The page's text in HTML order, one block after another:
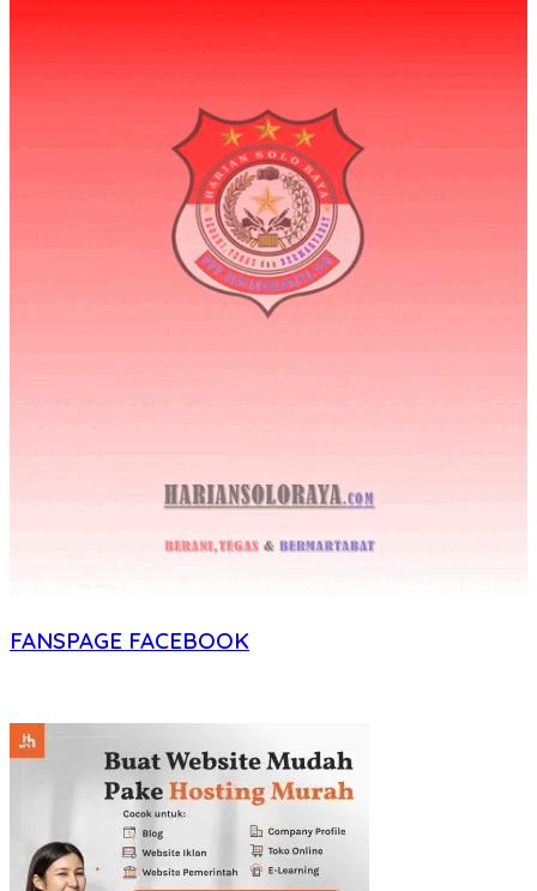
FANSPAGE FACEBOOK